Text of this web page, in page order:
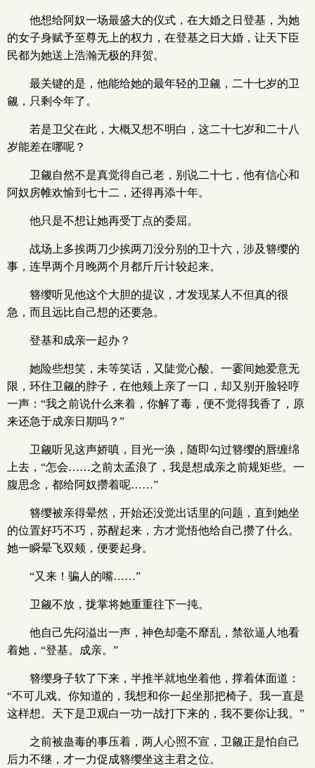
他想给阿奴一场最盛大的仪式，在大婚之日登基，为她
的女子身赋予至尊无上的权力，在登基之日大婚，让天下臣
民都为她送上浩瀚无极的拜贺。
最关键的是，他能给她的最年轻的卫觎，二十七岁的卫
觎，只剩今年了。
若是卫父在此，大概又想不明白，这二十七岁和二十八
岁能差在哪呢？
卫觎自然不是真觉得自己老，别说二十七，他有信心和
阿奴房帷欢愉到七十二，还得再添十年。
他只是不想让她再受丁点的委屈。
战场上多挨两刀少挨两刀没分别的卫十六，涉及簪缨的
事，连早两个月晚两个月都斤斤计较起来。
簪缨听见他这个大胆的提议，才发现某人不但真的很
急，而且远比自己想的还要急。
登基和成亲一起办？
她险些想笑，未等笑话，又陡觉心酸。一霎间她爱意无
限，环住卫觎的脖子，在他颊上亲了一口，却又别开脸轻哼
一声：“我之前说什么来着，你解了毒，便不觉得我香了，原
来还急于成亲日期吗？”
卫觎听见这声娇嗔，目光一涣，随即勾过簪缨的唇缠绵
上去，“怎会……之前太孟浪了，我是想成亲之前规矩些。一
腹思念，都给阿奴攒着呢……”
簪缨被亲得晕然，开始还没觉出话里的问题，直到她坐
的位置好巧不巧，苏醒起来，方才觉悟他给自己攒了什么。
她一瞬晕飞双颊，便要起身。
“又来！骗人的嘴……”
卫觎不放，拢掌将她重重往下一扽。
他自己先闷溢出一声，神色却毫不靡乱，禁欲逼人地看
着她，“登基。成亲。”
簪缨身子软了下来，半推半就地坐着他，撑着体面道：
“不可儿戏。你知道的，我想和你一起坐那把椅子。我一直是
这样想。天下是卫观白一功一战打下来的，我不要你让我。”
之前被蛊毒的事压着，两人心照不宣，卫觎正是怕自己
后力不继，才一力促成簪缨坐这主君之位。